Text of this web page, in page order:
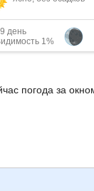
день
1%
погода за